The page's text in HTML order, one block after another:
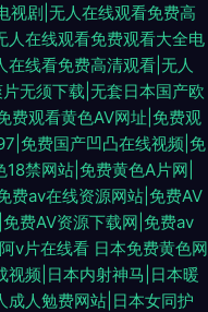
视剧|无人在线观看免费高
在线观看免费观看大全电
线看免费高清观看|无人
无须下载|无套日本国产欧
费观看黄色AV网址|免费观
免费国产凹凸在线视频|免
禁网站|免费黄色A片网|
费av在线资源网站|免费AV
费AV资源下载网|免费av
v片在线看 日本免费黄色网
视频|日本内射神马|日本暖
成人勉费网站|日本女同护